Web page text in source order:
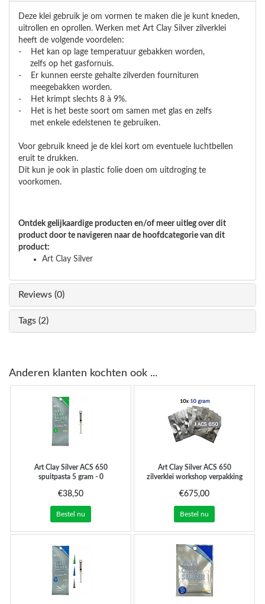
Deze klei gebruik je om vormen te maken die je kunt kneden,
uitrollen en oprollen. Werken met Art Clay Silver zilverklei
heeft de volgende voordelen:
- Het kan op lage temperatuur gebakken worden,
zelfs op het gasfornuis.
- Er kunnen eerste gehalte zilverden fournituren
meegebakken worden.
- Het krimpt slechts 8 à 9%.
- Het is het beste soort om samen met glas en zelfs
met enkele edelstenen te gebruiken.
Voor gebruik kneed je de klei kort om eventuele luchtbellen
eruit te drukken.
Dit kun je ook in plastic folie doen om uitdroging te
voorkomen.
Ontdek gelijkaardige producten en/of meer uitleg over dit
product door te navigeren naar de hoofdcategorie van dit
product:
Art Clay Silver
Reviews (0)
Tags (2)
Anderen klanten kochten ook ...
Art Clay SilverACS 650
spuitpasta 5 gram - 0
€38,50
Bestel nu
Art Clay SilverACS 650
zilverklei workshop verpakking
€675,00
Bestel nu